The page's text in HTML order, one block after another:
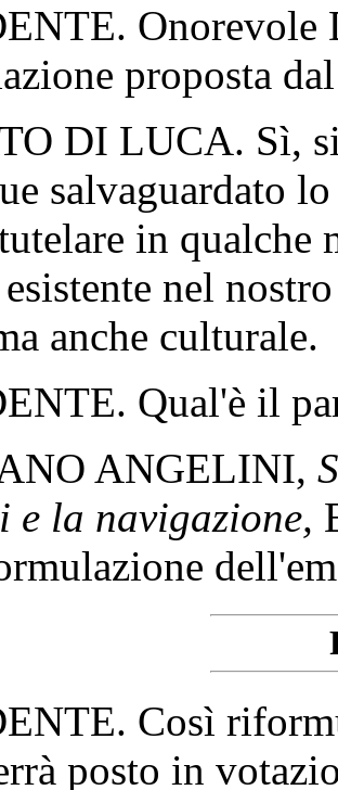
Onorevole
proposta
DI LUCA. Sì,
salvaguardato
in qualche
nel
anche culturale.
Qual'è il
ANGELINI,
e la navigazione,
Così
posto in